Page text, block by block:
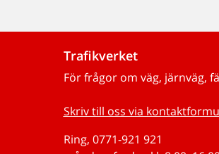
Trafikverket
För frågor om väg, järnväg,
Skriv till oss via
Ring, 0771-921 921